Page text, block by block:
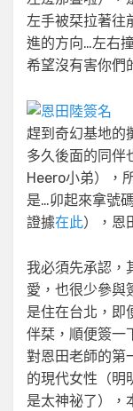
左手被栞拉著往
進的方向…左右
希望沒有害你們
趕到奇幻基地的
多久後面的同伴
Heero小弟），
是…卯起來拿號
證據在此），恩
我必須先承認，
愛，也很少參與
是住在台北，即
伴栞，順便簽一
對恩田老師的第
的現代女性（明
是太神祕了），